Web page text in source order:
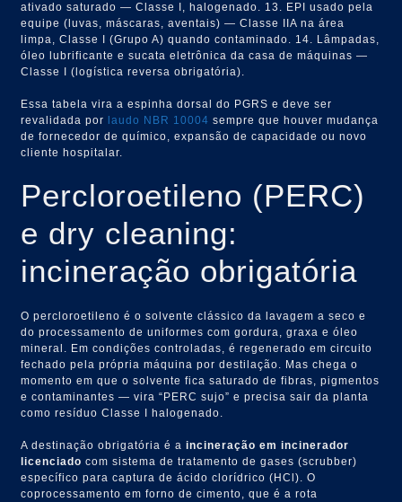
ativado saturado — Classe I, halogenado. 13. EPI usado pela
equipe (luvas, máscaras, aventais) — Classe IIA na área
limpa, Classe I (Grupo A) quando contaminado. 14. Lâmpadas,
óleo lubrificante e sucata eletrônica da casa de máquinas —
Classe I (logística reversa obrigatória).
Essa tabela vira a espinha dorsal do PGRS e deve ser
revalidada por
laudo NBR 10004 sempre que houver mudança
de fornecedor de químico, expansão de capacidade ou novo
cliente hospitalar.
Percloroetileno (PERC)
e dry cleaning:
incineração obrigatória
O percloroetileno é o solvente clássico da lavagem a seco e
do processamento de uniformes com gordura, graxa e óleo
mineral. Em condições controladas, é regenerado em circuito
fechado pela própria máquina por destilação. Mas chega o
momento em que o solvente fica saturado de fibras, pigmentos
e contaminantes — vira “PERC sujo” e precisa sair da planta
como resíduo Classe I halogenado.
A destinação obrigatória é aincineração em incinerador
licenciado com sistema de tratamento de gases (scrubber)
específico para captura de ácido clorídrico (HCl). O
coprocessamento em forno de cimento, que é a rota